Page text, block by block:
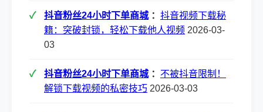
抖音粉丝24小时下单商城： 抖音视频下载秘
籍：突破封锁，轻松下载他人视频 2026-03-
03
抖音粉丝24小时下单商城： 不被抖音限制！
解锁下载视频的私密技巧 2026-03-03